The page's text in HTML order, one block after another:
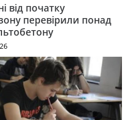
початку
перевірили понад